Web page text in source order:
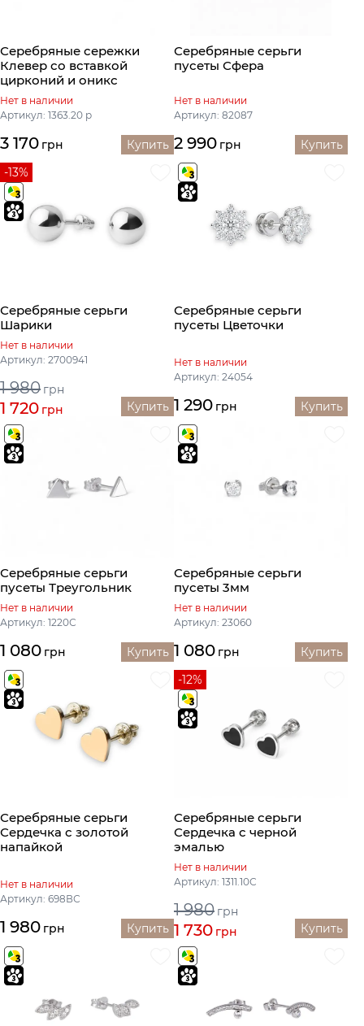
Серебряные сережки
Клевер со вставкой
цирконий и оникс
Нет в наличии
Артикул: 1363.20 р
3 170 грн Купить
Серебряные серьги
пусеты Сфера
Нет в наличии
Артикул: 82087
2 990 грн
Купить
-13%
Серебряные серьги
Шарики
Нет в наличии
Артикул: 2700941
1 980 грн
1 720 грн Купить
Серебряные серьги
пусеты Цветочки
Нет в наличии
Артикул: 24054
1 290 грн Купить
Серебряные серьги
пусеты Треугольник
Нет в наличии
Артикул: 1220С
1 080 грн Купить
Серебряные серьги
пусеты 3мм
Нет в наличии
Артикул: 23060
1 080 грн Купить
Серебряные серьги
Сердечка с золотой
напайкой
Нет в наличии
Артикул: 698ВС
1 980 грн Купить
-12%
Серебряные серьги
Сердечка с черной
эмалью
Нет в наличии
Артикул: 1311.10С
1 980 грн
1 730 грн Купить